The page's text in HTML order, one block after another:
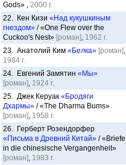
Gods» , 2000 г.
22. Кен Кизи «Над кукушкиным
гнездом» / «One Flew over the
Cuckoo's Nest» [роман], 1962 г.
23. Анатолий Ким «Белка» [роман],
1984 г.
24. Евгений Замятин «Мы»
[роман], 1924 г.
25. Джек Керуак «Бродяги
Дхармы» / «The Dharma Bums»
[роман], 1958 г.
26. Герберт Розендорфер
«Письма в Древний Китай» / «Briefe
in die chinesische Vergangenheit»
[роман], 1983 г.